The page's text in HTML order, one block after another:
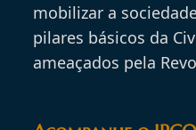
mobilizar a
pilares básicos da
ameaçados pela